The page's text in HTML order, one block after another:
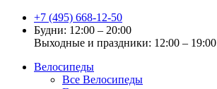
+7 (495) 668-12-50
Будни: 12:00 – 20:00
Выходные и праздники: 12:00 – 19:00
Велосипеды
Все Велосипеды